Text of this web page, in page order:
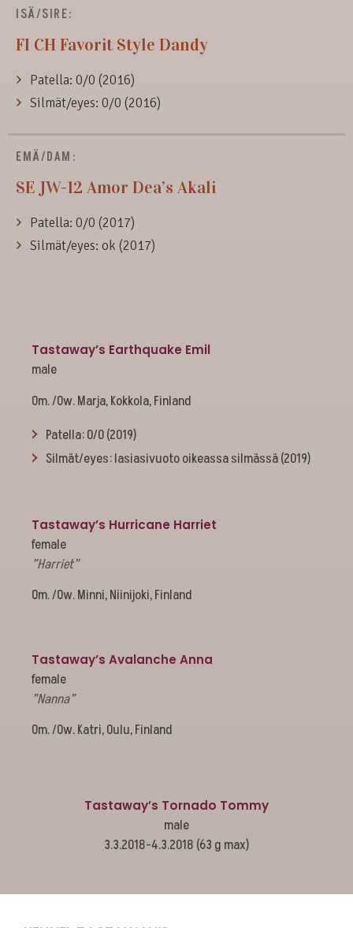
ISÄ/SIRE:
FI CHFavorit Style Dandy
Patella: 0/0 (2016)
Silmät/eyes: 0/0 (2016)
EMÄ/DAM:
SE JW-12 Amor Dea’s Akali
Patella: 0/0 (2017)
Silmät/eyes: ok (2017)
Tastaway’s Earthquake Emil
male
Om. /Ow. Marja, Kokkola, Finland
Patella: 0/0 (2019)
Silmät/eyes: lasiasivuoto oikeassa silmässä (2019)
Tastaway’s Hurricane Harriet
female
”Harriet”
Om. /Ow. Minni, Niinijoki, Finland
Tastaway’s Avalanche Anna
female
”Nanna”
Om. /Ow. Katri, Oulu, Finland
Tastaway’s Tornado Tommy
male
3.3.2018-4.3.2018 (63 g max)